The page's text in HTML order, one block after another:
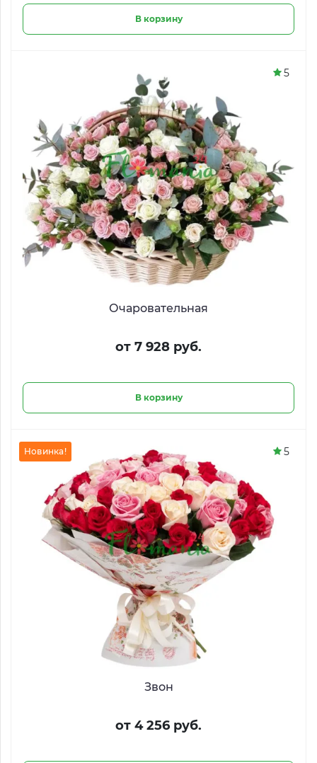
В корзину
Очаровательная
от 7 928 руб.
В корзину
5
Звон
от 4 256 руб.
Новинка! 5